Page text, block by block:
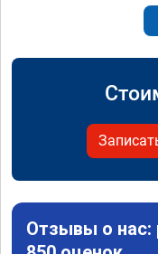
Отзывы о нас: